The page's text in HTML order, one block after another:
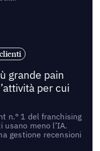
grande pain
per cui
n.° 1 del franchising
meno l’IA.
gestione recensioni